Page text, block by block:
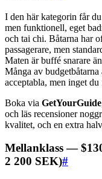
I den här kategorin får
men funktionell, eget
och tai chi. Båtarna har
passagerare, men
Maten är buffé snarare
Många av
acceptabla, men inget
Boka via GetYourGuide
och läs recensioner
kvalitet, och en extra
Mellanklass —
2 200 SEK)#